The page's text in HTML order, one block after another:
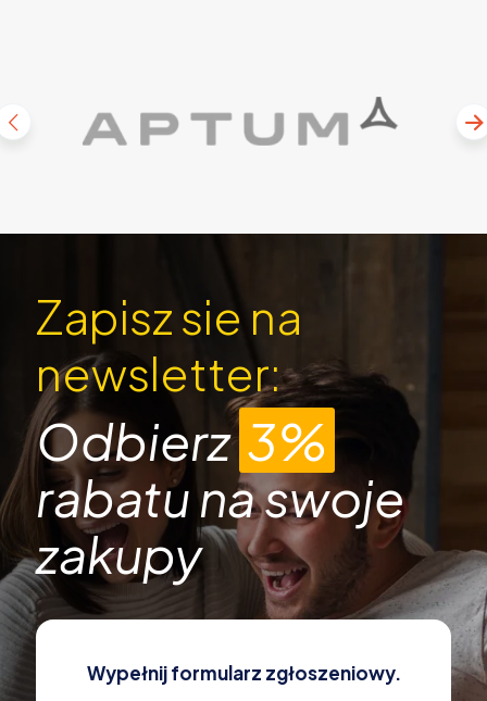
Zapisz sie na
newsletter:
Odbierz3%
rabatu na swoje
zakupy
Wypełnij formularz zgłoszeniowy.